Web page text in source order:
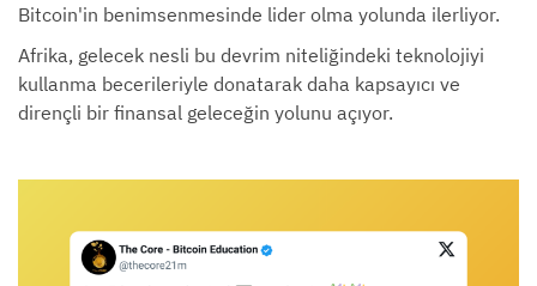
Bitcoin'in benimsenmesinde lider olma yolunda ilerliyor.
Afrika, gelecek nesli bu devrim niteliğindeki teknolojiyi
kullanma becerileriyle donatarak daha kapsayıcı ve
dirençli bir finansal geleceğin yolunu açıyor.